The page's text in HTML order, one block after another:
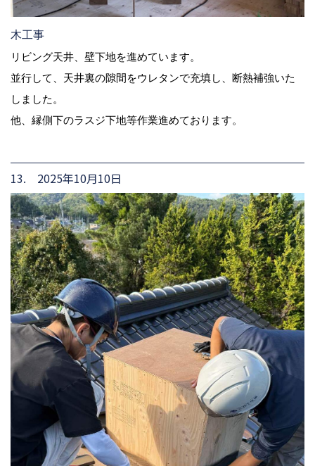
木工事
リビング天井、壁下地を進めています。
並行して、天井裏の隙間をウレタンで充填し、断熱補強いた
しました。
他、縁側下のラスジ下地等作業進めております。
13. 2025年10月10日